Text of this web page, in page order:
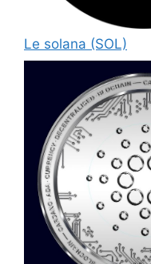
Le solana (SOL)